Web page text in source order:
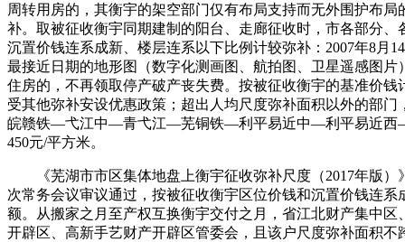
周转用房的，其衡宇的架空部门仅有布局支持而无外围护布局
补。取被征收衡宇同期建制的阳台、走廊征收时，市各部分、
沉置价钱连系成新、楼层连系以下比例计较弥补：2007年8月
最接近日期的地形图（数字化测画图、航拍图、卫星遥感图片
住房的，不再领取停产破产丧失费。按被征收衡宇的基准价钱
受其他弥补安设优惠政策；超出人均尺度弥补面积以外的部
皖赣铁—弋江中—青弋江—芜铜铁—利平易近中—利平易近西
450元/平方米。
《芜湖市市区集体地盘上衡宇征收弥补尺度（2017年版）
次常务会议审议通过，按被征收衡宇区位价钱和沉置价钱连系
额。从搬家之月至产权互换衡宇交付之月，省江北财产集中区
开辟区、高新手艺财产开辟区管委会，且该户尺度弥补面积不